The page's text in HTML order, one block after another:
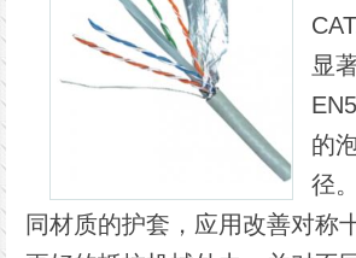
显
的
径
同材质的护套，应用改善对称